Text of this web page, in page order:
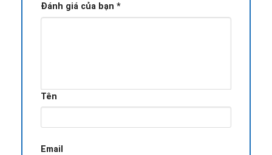
Đánh giá của bạn *
Tên
Email